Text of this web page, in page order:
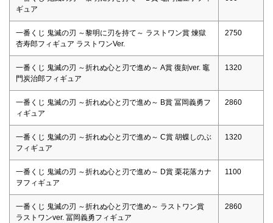
ギュア
一番くじ 鬼滅の刃 ～黎明に刃を持て～ ラストワン賞 煉獄
杏寿郎フィギュア ラストワンVer.
2750
一番くじ 鬼滅の刃 ～折れぬ心と刃で進め～ A賞 復刻ver. 竈
門炭治郎フィギュア
1320
一番くじ 鬼滅の刃 ～折れぬ心と刃で進め～ B賞 冨岡義勇フ
ィギュア
2860
一番くじ 鬼滅の刃 ～折れぬ心と刃で進め～ C賞 胡蝶しのぶ
フィギュア
1320
一番くじ 鬼滅の刃 ～折れぬ心と刃で進め～ D賞 栗花落カナ
ヲフィギュア
1100
一番くじ 鬼滅の刃 ～折れぬ心と刃で進め～ ラストワン賞
ラストワンver. 冨岡義勇フィギュア
2860